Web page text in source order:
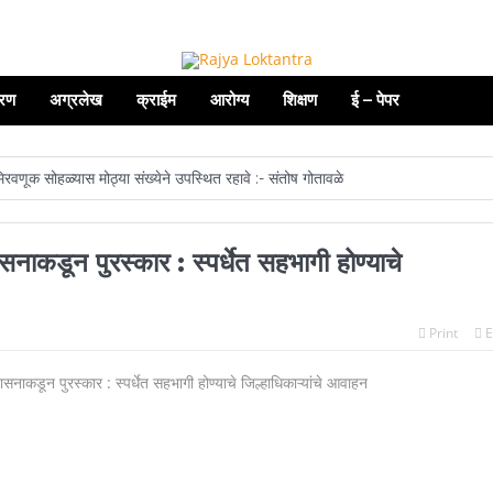
अग्रलेख क्राईम आरोग्य शिक्षण ई – पेपर
सोहळ्यास मोठ्या संख्येने उपस्थित रहावे :- संतोष गोतावळे
सीझन १३ चे महेश आयडॉल सेलू येथील राज्यस्तरीय पत्रकार मेळाव्यास
पत्रकारितेत कार्यक्षमता वाढवण्यासाठी आर्टिफिशियल इंटेलिजन्स (एआय) समजून घेणे
राजकारणातले चिरंजीवी म्हणजे आपल्या सर्वांचे लाडके डॅशिंग सुधीर भाऊ मुनगंटीवार.
वृद्धाश्रमातील वृद्धांना सामाजिक व धार्मिक ग्रंथ दिली भेट
स्टेशनवर मशाल मोर्चा काढण्यात आला
पुरस्कार : स्पर्धेत सहभागी होण्याचे
Print